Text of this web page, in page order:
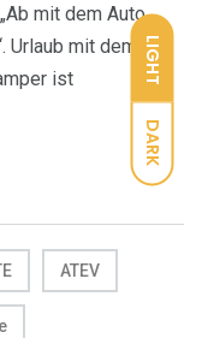
LIGHT
DARK
ATEV
mit dem Auto,
Urlaub mit dem
ist